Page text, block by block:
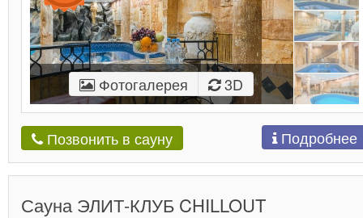
Фотогалерея 3D
Позвонить в сауну Подробнее
Сауна ЭЛИТ-КЛУБ CHILLOUT